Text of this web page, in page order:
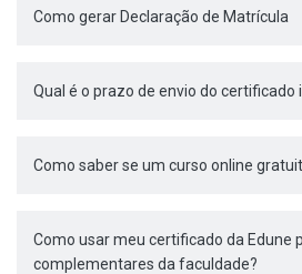
Como gerar Declaração de Matrícula
Qual é o prazo de envio do certificado
Como saber se um curso online
Como usar meu certificado da Edune
complementares da faculdade?